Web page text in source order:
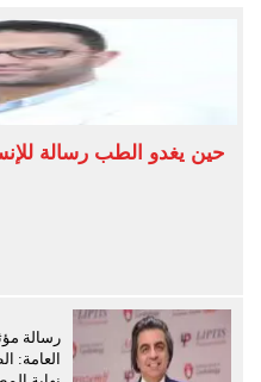
حين يغدو الطب رسالة
رسالة
العامة: